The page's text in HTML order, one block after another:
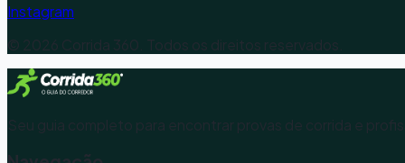
Instagram
© 2026 Corrida 360. Todos os direitos reservados.
Seu guia completo para encontrar provas de corrida e